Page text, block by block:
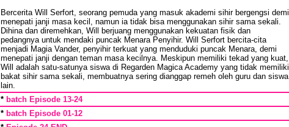
Bercerita Will Serfort, seorang pemuda yang masuk akademi sihir bergengsi demi
menepati janji masa kecil, namun ia tidak bisa menggunakan sihir sama sekali.
Dihina dan diremehkan, Will berjuang menggunakan kekuatan fisik dan
pedangnya untuk mendaki puncak Menara Penyihir. Will Serfort bercita-cita
menjadi Magia Vander, penyihir terkuat yang menduduki puncak Menara, demi
menepati janji dengan teman masa kecilnya. Meskipun memiliki tekad yang kuat,
Will adalah satu-satunya siswa di Regarden Magica Academy yang tidak memiliki
bakat sihir sama sekali, membuatnya sering dianggap remeh oleh guru dan siswa
lain.
* batch Episode 13-24
* batch Episode 01-12